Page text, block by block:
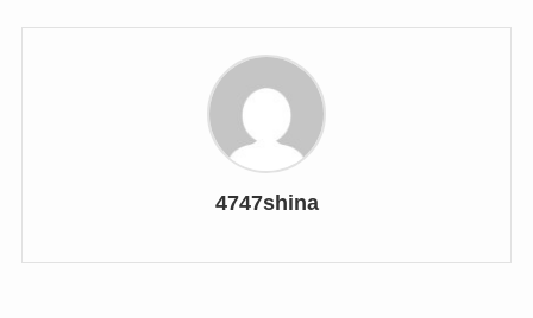
4747shina